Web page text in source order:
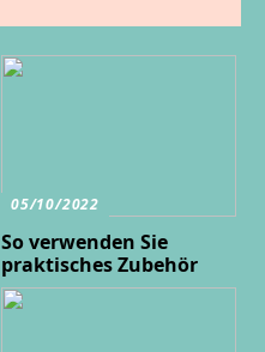
05/10/2022
So verwenden Sie
praktisches Zubehör